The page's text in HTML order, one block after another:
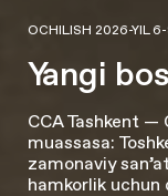
OCHILISH 2026-YIL
Yangi
CCA Tashkent —
muassasa:
zamonaviy
hamkorlik uchun